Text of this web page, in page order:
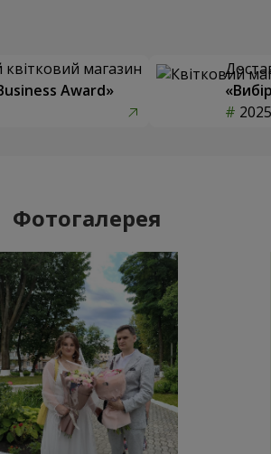
магазин
Award»
Фотогалерея